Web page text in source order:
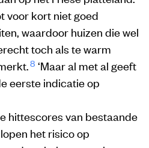
voor kort niet goed
waardoor huizen die wel
toch als te warm
8 ‘Maar al met al geeft
eerste indicatie op
hittescores van bestaande
het risico op